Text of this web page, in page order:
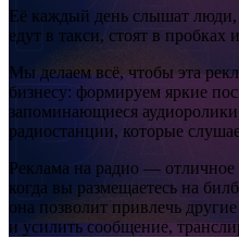
Её каждый день слышат люди,
едут в такси, стоят в пробках
Мы делаем всё, чтобы эта
бизнесу: формируем яркие
запоминающиеся
радиостанции, которые
Реклама на радио — отличное
когда вы размещаетесь на
она позволит привлечь
и усилить сообщение,